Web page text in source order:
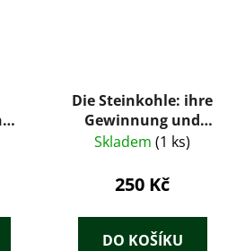
Die Steinkohle: ihre
Gewinnung und
Verwertung; unter
Berücksichtigung der
ökonomischen
Bedeutung der
Skladem (1 ks)
250 Kč
DO KOŠÍKU